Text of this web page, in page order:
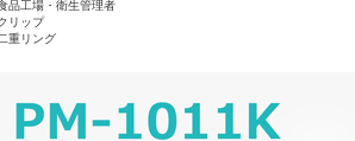
品工場・衛生管理者
リップ
重リング